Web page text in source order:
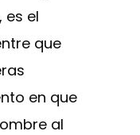
el
que
en que
al